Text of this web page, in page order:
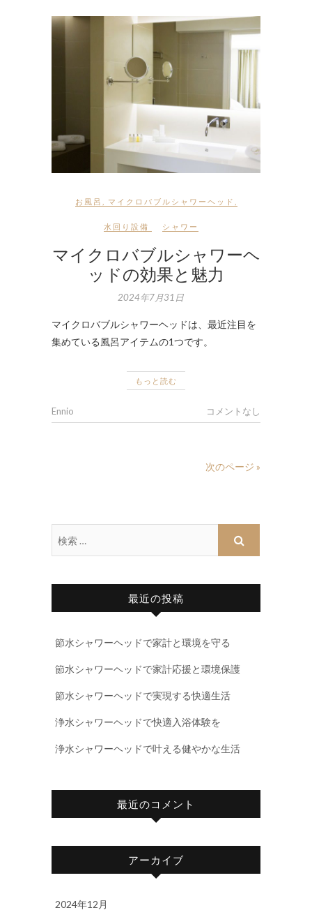
お風呂 マイクロバブルシャワーヘッド
水回り設備 シャワー
マイクロバブルシャワーヘ
ッドの効果と魅力
2024年7月31日
マイクロバブルシャワーヘッドは、最近注目を
集めている風呂アイテムの1つです。
もっと読む
Ennio コメントなし
次のページ »
最近の投稿
節水シャワーヘッドで家計と環境を守る
節水シャワーヘッドで家計応援と環境保護
節水シャワーヘッドで実現する快適生活
浄水シャワーヘッドで快適入浴体験を
浄水シャワーヘッドで叶える健やかな生活
最近のコメント
アーカイブ
2024年12月